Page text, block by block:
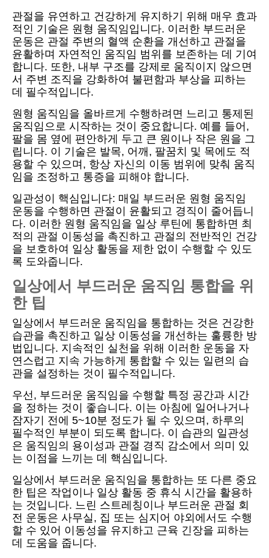
관절을 유연하고 건강하게 유지하기 위해 매우 효과
적인 기술은 원형 움직임입니다. 이러한 부드러운
운동은 관절 주변의 혈액 순환을 개선하고 관절을
윤활하며 자연적인 움직임 범위를 보존하는 데 기여
합니다. 또한, 내부 구조를 강제로 움직이지 않으면
서 주변 조직을 강화하여 불편함과 부상을 피하는
데 필수적입니다.
원형 움직임을 올바르게 수행하려면 느리고 통제된
움직임으로 시작하는 것이 중요합니다. 예를 들어,
팔을 몸 옆에 편안하게 두고 큰 원이나 작은 원을 그
립니다. 이 기술은 발목, 어깨, 팔꿈치 및 목에도 적
용할 수 있으며, 항상 자신의 이동 범위에 맞춰 움직
임을 조정하고 통증을 피해야 합니다.
일관성이 핵심입니다: 매일 부드러운 원형 움직임
운동을 수행하면 관절이 윤활되고 경직이 줄어듭니
다. 이러한 원형 움직임을 일상 루틴에 통합하면 최
적의 관절 이동성을 촉진하고 관절의 전반적인 건강
을 보호하여 일상 활동을 제한 없이 수행할 수 있도
록 도와줍니다.
일상에서 부드러운 움직임 통합을 위
한 팁
일상에서 부드러운 움직임을 통합하는 것은 건강한
습관을 촉진하고 일상 이동성을 개선하는 훌륭한 방
법입니다. 지속적인 실천을 위해 이러한 운동을 자
연스럽고 지속 가능하게 통합할 수 있는 일련의 습
관을 설정하는 것이 필수적입니다.
우선, 부드러운 움직임을 수행할 특정 공간과 시간
을 정하는 것이 좋습니다. 이는 아침에 일어나거나
잠자기 전에 5~10분 정도가 될 수 있으며, 하루의
필수적인 부분이 되도록 합니다. 이 습관의 일관성
은 움직임의 용이성과 관절 경직 감소에서 의미 있
는 이점을 느끼는 데 핵심입니다.
일상에서 부드러운 움직임을 통합하는 또 다른 중요
한 팁은 작업이나 일상 활동 중 휴식 시간을 활용하
는 것입니다. 느린 스트레칭이나 부드러운 관절 회
전 운동은 사무실, 집 또는 심지어 야외에서도 수행
할 수 있어 이동성을 유지하고 근육 긴장을 피하는
데 도움을 줍니다.